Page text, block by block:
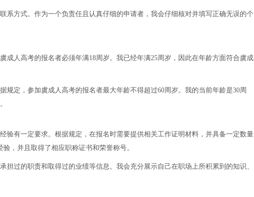
系方式。作为一个负责任且认真仔细的申请者，我会仔细核对并填写正确无误的个
成人高考的报名者必须年满18周岁。我已经年满25周岁，因此在年龄方面符合虞成
规定，参加虞成人高考的报名者最大年龄不得超过60周岁。我的当前年龄是30周
验有一定要求。根据规定，在报名时需要提供相关工作证明材料，并具备一定数量
，并且取得了相应职称证书和荣誉称号。
担过的职责和取得过的业绩等信息。我会充分展示自己在职场上所积累到的知识、